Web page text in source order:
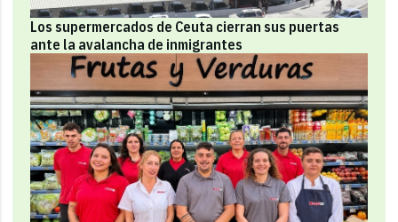
Los supermercados de Ceuta cierran sus puertas
ante la avalancha de inmigrantes